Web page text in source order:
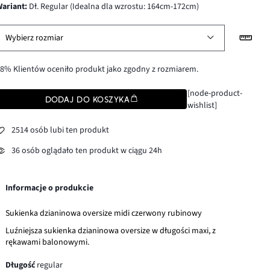
wariant: Dł. Regular (Idealna dla wzrostu: 164cm-172cm)
Wybierz rozmiar
Klientów oceniło produkt jako zgodny z rozmiarem.
DODAJ DO KOSZYKA
[node-product-
wishlist]
2514 osób lubi ten produkt
36 osób oglądało ten produkt w ciągu 24h
Informacje o produkcie
Sukienka dzianinowa oversize midi czerwony rubinowy
Luźniejsza sukienka dzianinowa oversize w długości maxi, z
rękawami balonowymi.
Długośćregular